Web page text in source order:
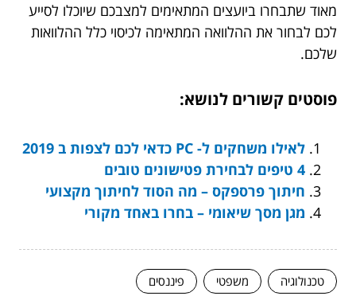
מאוד שתבחרו ביועצים המתאימים למצבכם שיוכלו לסייע
לכם לבחור את ההלוואה המתאימה לכיסוי כלל ההלוואות
שלכם.
פוסטים קשורים לנושא:
לאילו משחקים ל- PC כדאי לכם לצפות ב 2019
4 טיפים לבחירת פטישונים טובים
חיתוך פרספקס – מה הסוד לחיתוך מקצועי
מגן מסך שיאומי – בחרו באחד מקורי
טכנולוגיה משפטי פיננסים